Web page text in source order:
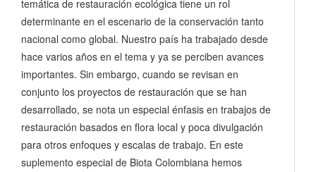
temática de restauración ecológica tiene un rol
determinante en el escenario de la conservación tanto
nacional como global. Nuestro país ha trabajado desde
hace varios años en el tema y ya se perciben avances
importantes. Sin embargo, cuando se revisan en
conjunto los proyectos de restauración que se han
desarrollado, se nota un especial énfasis en trabajos de
restauración basados en flora local y poca divulgación
para otros enfoques y escalas de trabajo. En este
suplemento especial de Biota Colombiana hemos